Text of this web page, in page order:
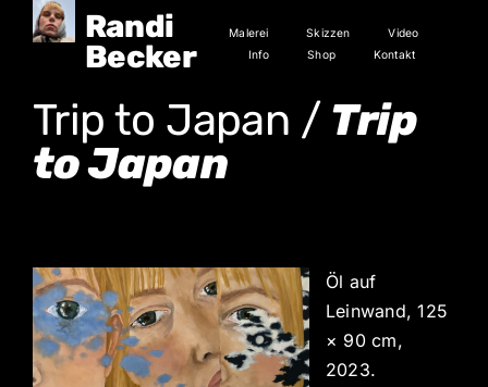
Inhalt
Randi
Becker
Malerei Skizzen
Video
Info
Shop Kontakt
Trip to Japan / Trip
to Japan
Öl auf
Leinwand, 125
× 90 cm,
2023.